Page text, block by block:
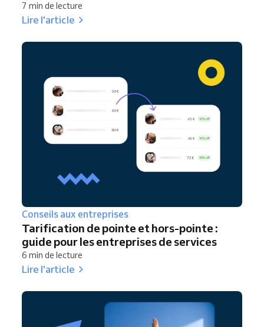
7 min de lecture
Lire l'article
Conseils aux entreprises
Tarification de pointe et hors-pointe :
guide pour les entreprises de services
6 min de lecture
Lire l'article